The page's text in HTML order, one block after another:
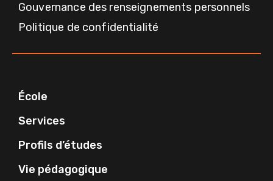
Gouvernance des renseignements personnels
Politique de confidentialité
École
Services
Profils d’études
Vie pédagogique